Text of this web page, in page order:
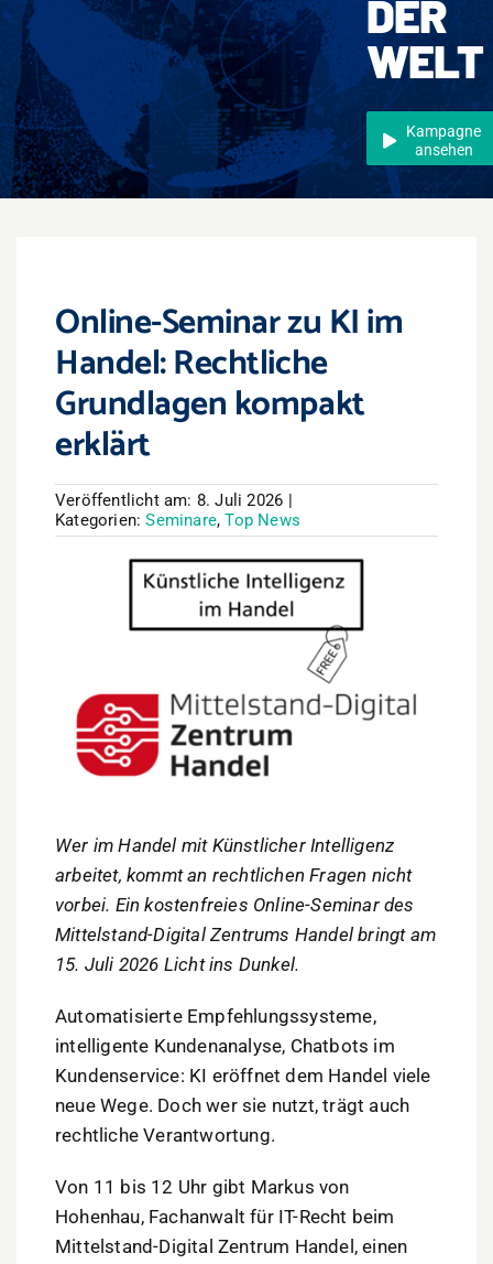
Events
Überregional
Jobs
Newsletter
DER
WELT
Kampagne
ansehen
Online-Seminar zu KI im
Handel: Rechtliche
Grundlagen kompakt
erklärt
Veröffentlicht am: 8. Juli 2026 |
Kategorien:Seminare,Top News
Wer im Handel mit Künstlicher Intelligenz
arbeitet, kommt an rechtlichen Fragen nicht
vorbei. Ein kostenfreies Online-Seminar des
Mittelstand-Digital Zentrums Handel bringt am
15. Juli 2026 Licht ins Dunkel.
Automatisierte Empfehlungssysteme,
intelligente Kundenanalyse, Chatbots im
Kundenservice: KI eröffnet dem Handel viele
neue Wege. Doch wer sie nutzt, trägt auch
rechtliche Verantwortung.
Von 11 bis 12 Uhr gibt Markus von
Hohenhau, Fachanwalt für IT-Recht beim
Mittelstand-Digital Zentrum Handel, einen